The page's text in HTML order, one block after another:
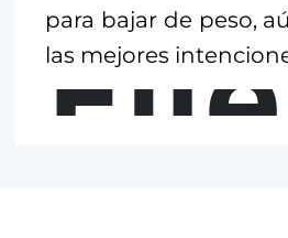
para bajar de peso,
las mejores